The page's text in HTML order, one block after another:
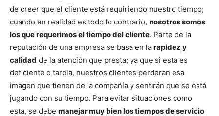
de creer que el cliente está requiriendo nuestro tiempo;
cuando en realidad es todo lo contrario, nosotros somos
los que requerimos el tiempo del cliente. Parte de la
reputación de una empresa se basa en la rapidez y
calidad de la atención que presta; ya que si esta es
deficiente o tardía, nuestros clientes perderán esa
imagen que tienen de la compañía y sentirán que se está
jugando con su tiempo. Para evitar situaciones como
esta, se debe manejar muy bien los tiempos de servicio